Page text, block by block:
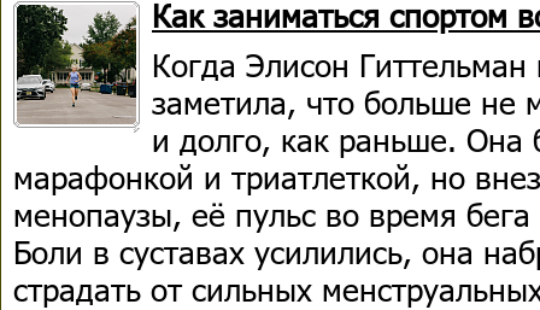
Как заниматься спортом
Когда Элисон
заметила, что больше не
и долго, как раньше. Она
марафонкой и триатлеткой, но
менопаузы, её пульс во время
Боли в суставах усилились, она
страдать от сильных